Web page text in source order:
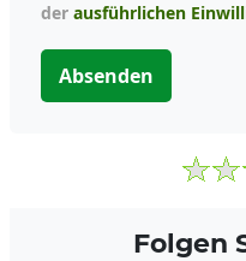
der ausführlichen
Absenden
Folgen